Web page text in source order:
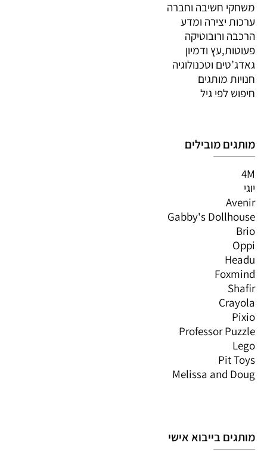
משחקי חשיבה וחברה
ערכות יצירה ומדע
הרכבה ורובוטיקה
פעוטות,עץ ודמיון
גאדג’טים וטכנולוגיה
חנויות מותגים
חיפוש לפי גיל
מותגים מובילים
4M
יוגי
Avenir
Gabby's Dollhouse
Brio
Oppi
Headu
Foxmind
Shafir
Crayola
Pixio
Professor Puzzle
Lego
Pit Toys
Melissa and Doug
מותגים בייבוא אישי